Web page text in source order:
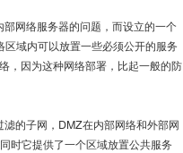
网络服务器的问题，而设立的一个
域内可以放置一些必须公开的服务
，因为这种网络部署，比起一般的防
的子网，DMZ在内部网络和外部网
时它提供了一个区域放置公共服务